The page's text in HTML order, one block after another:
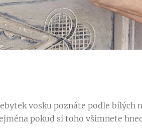
vosku poznáte podle bílých
pokud si toho všimnete